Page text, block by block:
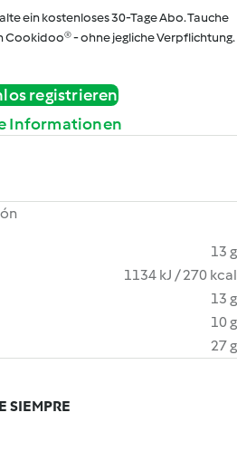
ein kostenloses 30-Tage Abo. Tauche
Cookidoo® - ohne jegliche Verpflichtung.
registrieren
Informationen
13 g
1134 kJ / 270 kcal
13 g
10 g
27 g
SIEMPRE